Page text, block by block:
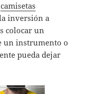
camisetas
inversión a
colocar un
un instrumento o
pueda dejar